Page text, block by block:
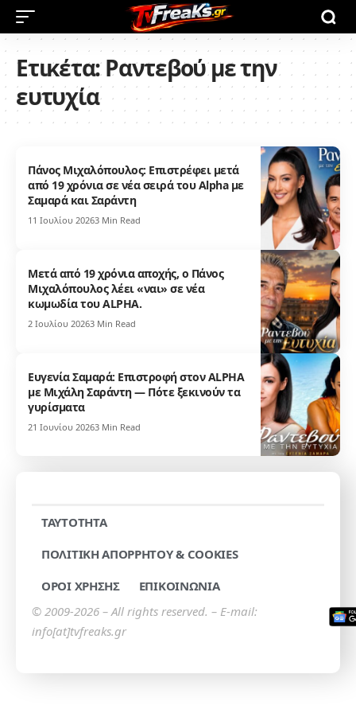
Ετικέτα:Ραντεβού με την
ευτυχία
Πάνος Μιχαλόπουλος: Επιστρέφει μετά
από 19 χρόνια σε νέα σειρά του Alpha με
Σαμαρά και Σαράντη
11 Ιουλίου 20263 Min Read
Μετά από 19 χρόνια αποχής, ο Πάνος
Μιχαλόπουλος λέει «ναι» σε νέα
κωμωδία του ALPHA.
2 Ιουλίου 20263 Min Read
Ευγενία Σαμαρά: Επιστροφή στον ALPHA
με Μιχάλη Σαράντη — Πότε ξεκινούν τα
γυρίσματα
21 Ιουνίου 20263 Min Read
TAYTOTHTA
ΠΟΛΙΤΙΚΗ ΑΠΟΡΡΗΤΟΥ & COOKIES
ΟΡΟΙ ΧΡΗΣΗΣ
ΕΠΙΚΟΙΝΩΝΙΑ
© 2009-2026 – All rights reserved. – E-mail:
info[at]tvfreaks.gr